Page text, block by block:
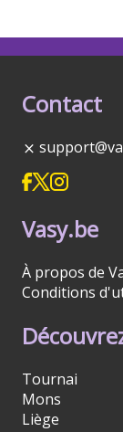
Contact
Vasy.be
À propos de
Conditions
Tournai
Mons
Liège